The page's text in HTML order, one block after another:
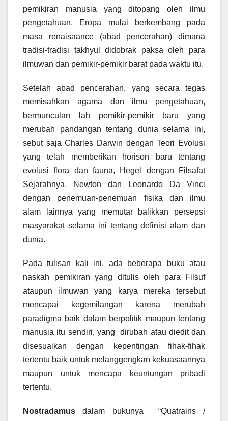
pemikiran manusia yang ditopang oleh ilmu
pengetahuan. Eropa mulai berkembang pada
masa renaisaance (abad pencerahan) dimana
tradisi-tradisi takhyul didobrak paksa oleh para
ilmuwan dan pemikir-pemikir barat pada waktu itu.
Setelah abad pencerahan, yang secara tegas
memisahkan agama dan ilmu pengetahuan,
bermunculan lah pemikir-pemikir baru yang
merubah pandangan tentang dunia selama ini,
sebut saja Charles Darwin dengan Teori Evolusi
yang telah memberikan horison baru tentang
evolusi flora dan fauna, Hegel dengan Filsafat
Sejarahnya, Newton dan Leonardo Da Vinci
dengan penemuan-penemuan fisika dan ilmu
alam lainnya yang memutar balikkan persepsi
masyarakat selama ini tentang definisi alam dan
dunia.
Pada tulisan kali ini, ada beberapa buku atau
naskah pemikiran yang ditulis oleh para Filsuf
ataupun ilmuwan yang karya mereka tersebut
mencapai kegemilangan karena merubah
paradigma baik dalam berpolitik maupun tentang
manusia itu sendiri, yang dirubah atau diedit dan
disesuaikan dengan kepentingan fihak-fihak
tertentu baik untuk melanggengkan kekuasaannya
maupun untuk mencapa keuntungan pribadi
tertentu.
Nostradamus dalam bukunya “Quatrains /